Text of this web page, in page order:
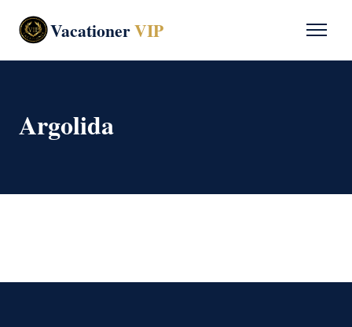
VacationerVIP
Argolida